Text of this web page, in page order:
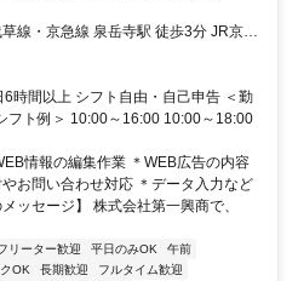
線・京急線 泉岳寺駅 徒歩3分 JR京浜
イ駅 徒歩10分
時間以上 シフト自由・自己申告 ＜勤
フト例＞ 10:00～16:00 10:00～18:00
情報の編集作業 ＊WEB広告の内容
お問い合わせ対応 ＊データ入力など
ッセージ】 株式会社第一興商で、
リーター歓迎 平日のみOK
午前
OK 長期歓迎
フルタイム歓迎